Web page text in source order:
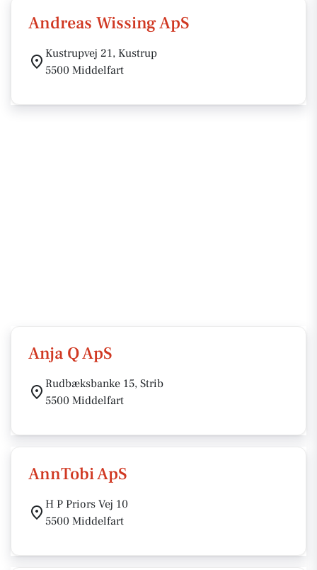
Andreas Wissing ApS
Kustrupvej 21, Kustrup
5500 Middelfart
Anja Q ApS
Rudbæksbanke 15, Strib
5500 Middelfart
AnnTobi ApS
H P Priors Vej 10
5500 Middelfart